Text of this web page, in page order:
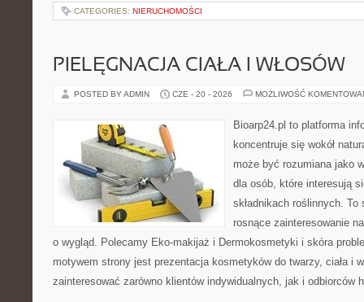
CATEGORIES: NIERUCHOMOŚCI
PIELĘGNACJA CIAŁA I WŁOSÓW
POSTED BY ADMIN CZE - 20 - 2026 MOŻLIWOŚĆ
Bioarp24.pl to platforma
koncentruje się wokół
może być rozumiana jako
dla osób, które interesują
składnikach roślinnych.
rosnące zainteresowanie
o wygląd. Polecamy Eko-makijaż i Dermokosmetyki i skóra
motywem strony jest prezentacja kosmetyków do twarzy, ciała i
zainteresować zarówno klientów indywidualnych, jak i